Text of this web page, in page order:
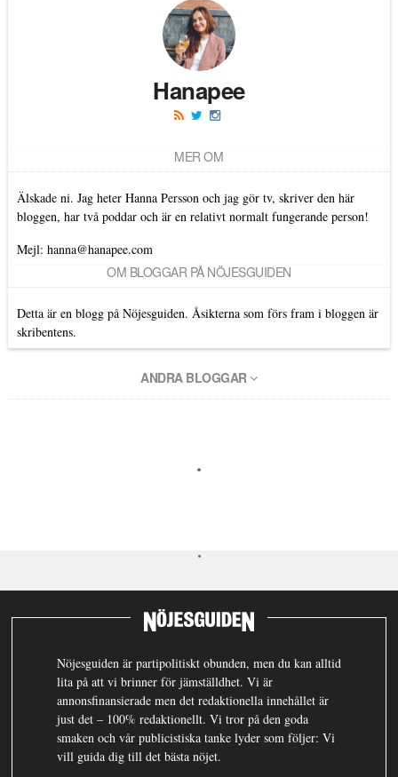
Hanapee
MER OM
Älskade ni. Jag heter Hanna Persson och jag gör tv, skriver den här
bloggen, har två poddar och är en relativt normalt fungerande person!
Mejl: hanna@hanapee.com
OM BLOGGAR PÅ NÖJESGUIDEN
Detta är en blogg på Nöjesguiden. Åsikterna som förs fram i bloggen är
skribentens.
ANDRA BLOGGAR
Nöjesguiden är partipolitiskt obunden, men du kan alltid
lita på att vi brinner för jämställdhet. Vi är
annonsfinansierade men det redaktionella innehållet är
just det – 100% redaktionellt. Vi tror på den goda
smaken och vår publicistiska tanke lyder som följer: Vi
vill guida dig till det bästa nöjet.